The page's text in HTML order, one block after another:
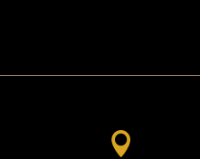
